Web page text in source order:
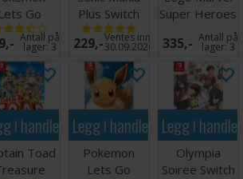
Lets Go
Switch
Antall på
lager:3
Plus Switch
229,-Ventes inn
30.09.2026
Super Heroes
2 Switch
335,- Antall på
lager:3
i handlekurven
Toad
Legg i handlekurven
Pokemon
Lets Go
Legg i
Olympia
Soiree Switch